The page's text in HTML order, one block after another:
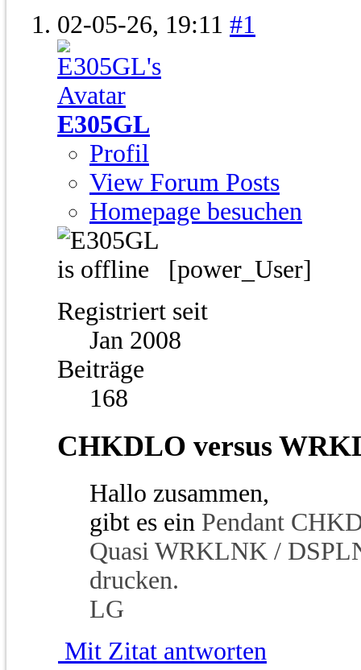
02-05-26, 19:11 #1
E305GL
Profil
View Forum Posts
Homepage besuchen
[power_User]
Registriert seit
Jan 2008
Beiträge
168
CHKDLO versus
Hallo zusammen,
gibt es ein Pendant
Quasi WRKLNK /
drucken.
LG
Mit Zitat antworten